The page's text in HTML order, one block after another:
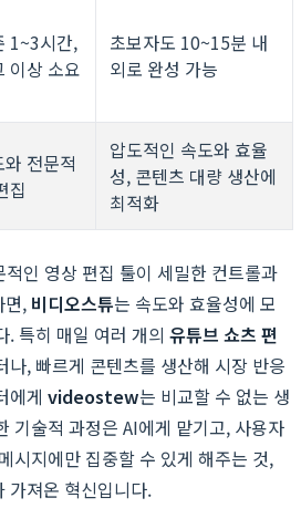
1~3시간,
이상 소요
초보자도 10~15분 내
외로 완성 가능
전문적
집
압도적인 속도와 효율
성, 콘텐츠 대량 생산에
최적화
인 영상 편집 툴이 세밀한 컨트롤과
면, 비디오스튜는 속도와 효율성에 모
. 특히 매일 여러 개의 유튜브 쇼츠 편
나, 빠르게 콘텐츠를 생산해 시장 반응
에게 videostew는 비교할 수 없는 생
기술적 과정은 AI에게 맡기고, 사용자
시지에만 집중할 수 있게 해주는 것,
가져온 혁신입니다.